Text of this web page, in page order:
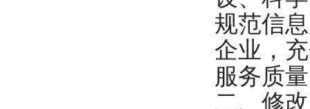
规范信
企业，
服务质
二、修